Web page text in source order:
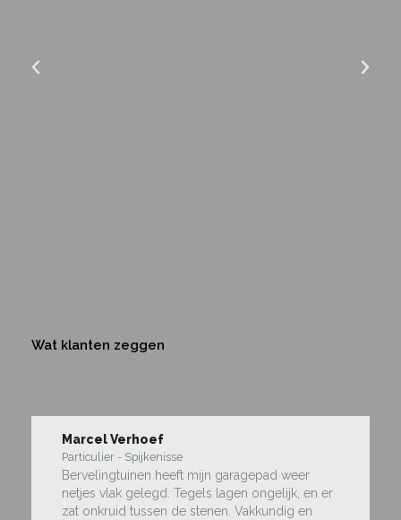
Wat klanten zeggen
Marcel Verhoef
Particulier - Spijkenisse
Bervelingtuinen heeft mijn garagepad weer
netjes vlak gelegd. Tegels lagen ongelijk, en er
zat onkruid tussen de stenen. Vakkundig en